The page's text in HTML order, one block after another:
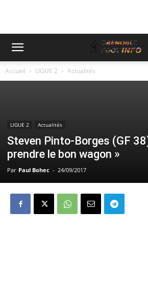
Accueil LIGUE 2 Actualités
LIGUE 2 Actualités
Steven Pinto-Borges (GF
prendre le bon wagon »
Par Paul Bohec - 24/09/2017